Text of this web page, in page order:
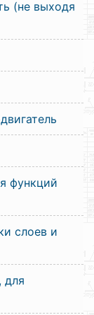
(не выходя
функций
слоев и
для